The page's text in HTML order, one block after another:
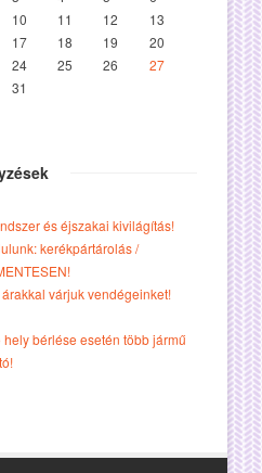
10 11 12
13
17 18 19
20
24 25 26
27
31
és éjszakai kivilágítás!
kerékpártárolás /
várjuk vendégeinket!
bérlése esetén több jármű